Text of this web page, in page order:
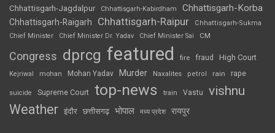
Chhattisgarh-Jagdalpur Chhattisgarh-Kabirdham Chhattisgarh-Korba
Chhattisgarh-Raigarh Chhattisgarh-Raipur
Chhattisgarh-Sukma
Chief Minister
Chief Minister Dr. Yadav Chief Minister Sai CM
Congress dprcg featured fire fraud High Court
Kejriwal mohan Mohan Yadav Murder Naxalites petrol rain rape
suicide Supreme Court top-news train Vastu vishnu
Weather इंदौर छत्तीसगढ़ भोपाल मध्य प्रदेश रायपुर